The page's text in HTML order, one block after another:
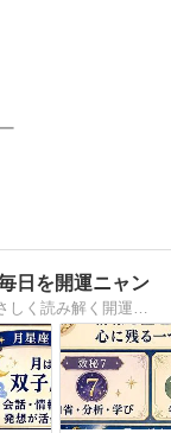
日を開運ニャン